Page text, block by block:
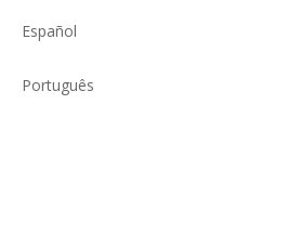
Español
Português